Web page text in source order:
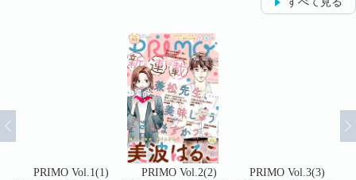
PRIMO Vol.1(1) PRIMO Vol.2(2) PRIMO Vol.3(3)